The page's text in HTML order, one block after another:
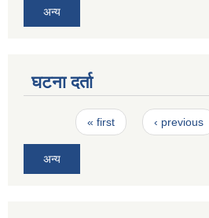
अन्य
घटना दर्ता
Pages« first ‹ previous
अन्य